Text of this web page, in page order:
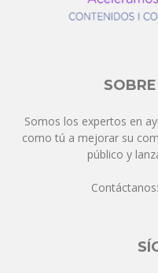
Somos los expertos en
como tú a mejorar su
público y
Contáctanos: